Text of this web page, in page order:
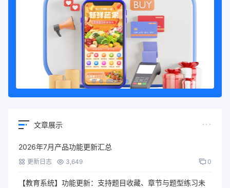
文章展示
2026年7月产品功能更新汇总
更新日志 3,649 0
【教育系统】功能更新：支持题目收藏、章节与题型练习未